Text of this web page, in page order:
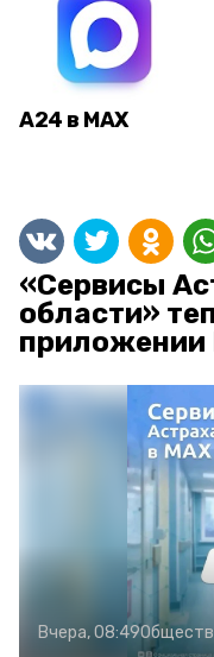
А24 в MAX
«Сервисы
области»
приложении
Вчера, 08:49